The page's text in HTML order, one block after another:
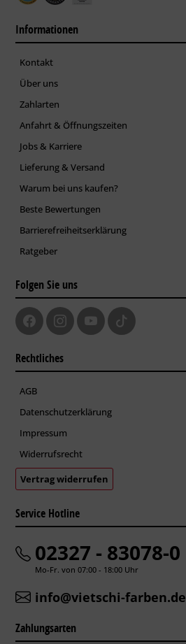
Informationen
Kontakt
Über uns
Zahlarten
Anfahrt & Öffnungszeiten
Jobs & Karriere
Lieferung & Versand
Warum bei uns kaufen?
Beste Bewertungen
Barrierefreiheitserklärung
Ratgeber
Folgen Sie uns
Rechtliches
AGB
Datenschutzerklärung
Impressum
Widerrufsrecht
Vertrag widerrufen
Service Hotline
02327 - 83078-0
Mo-Fr. von 07:00 - 18:00 Uhr
info@vietschi-farben.de
Zahlungsarten